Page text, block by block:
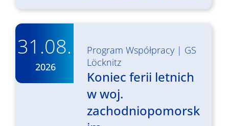
31.08.
2026
Program Współpracy| GS
Löcknitz
Koniec ferii letnich
w woj.
zachodniopomorsk